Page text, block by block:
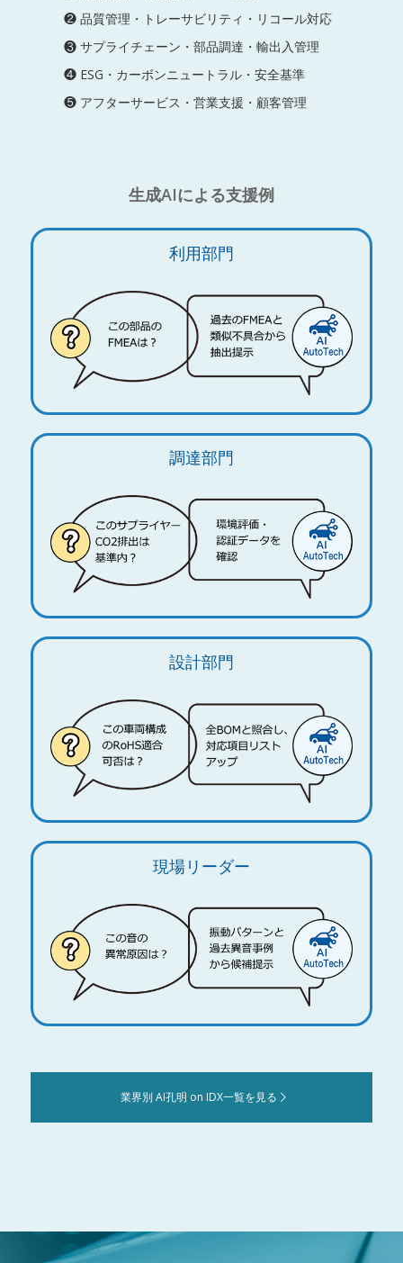
❷ 品質管理・トレーサビリティ・リコール対応
❸ サプライチェーン・部品調達・輸出入管理
❹ ESG・カーボンニュートラル・安全基準
❺ アフターサービス・営業支援・顧客管理
生成AIによる支援例
利用部門
調達部門
設計部門
現場リーダー
業界別 AI孔明 on IDX一覧を見る